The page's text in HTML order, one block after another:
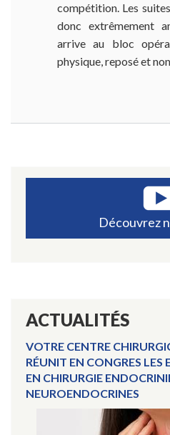
compétition. Les
donc extrêmement
arrive au bloc
physique, reposé et
Découvrez
ACTUALITÉS
VOTRE CENTRE
RÉUNIT EN CONGRES LES
EN CHIRURGIE
NEUROENDOCRINES